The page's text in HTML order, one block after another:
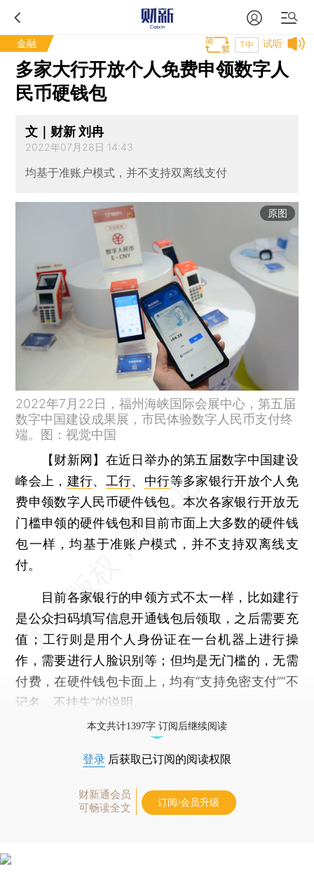
金融 试听
T中
多家大行开放个人免费申领数字人
民币硬钱包
文｜财新 刘冉
2022年07月28日 14:43
均基于准账户模式，并不支持双离线支付
原图
2022年7月22日，福州海峡国际会展中心，第五届
数字中国建设成果展，市民体验数字人民币支付终
端。图：视觉中国
【财新网】 在近日举办的第五届数字中国建设
峰会上， 建行、 工行、 中行等多家银行开放个人免
费申领数字人民币硬件钱包。本次各家银行开放无
门槛申领的硬件钱包和目前市面上大多数的硬件钱
包一样，均基于准账户模式，并不支持双离线支
付。
目前各家银行的申领方式不太一样，比如建行
是公众扫码填写信息开通钱包后领取，之后需要充
值；工行则是用个人身份证在一台机器上进行操
作，需要进行人脸识别等；但均是无门槛的，无需
付费，在硬件钱包卡面上，均有“支持免密支付”“不
记名、不挂失”的说明。
本文共计1397字 订阅后继续阅读
登录 后获取已订阅的阅读权限
财新通会员
可畅读全文
订阅/会员升级